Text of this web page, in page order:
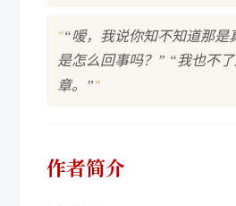
"“嗳，我说你知不知道那
是怎么回事吗？” “我也不
章。”"
作者简介